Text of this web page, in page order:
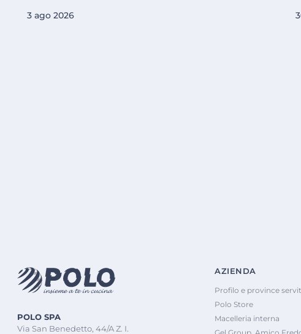
3 ago 2026
POLO SPA
Via San Benedetto, 44/A Z. I.
AZIENDA
Profilo e province
Polo Store
Macelleria interna